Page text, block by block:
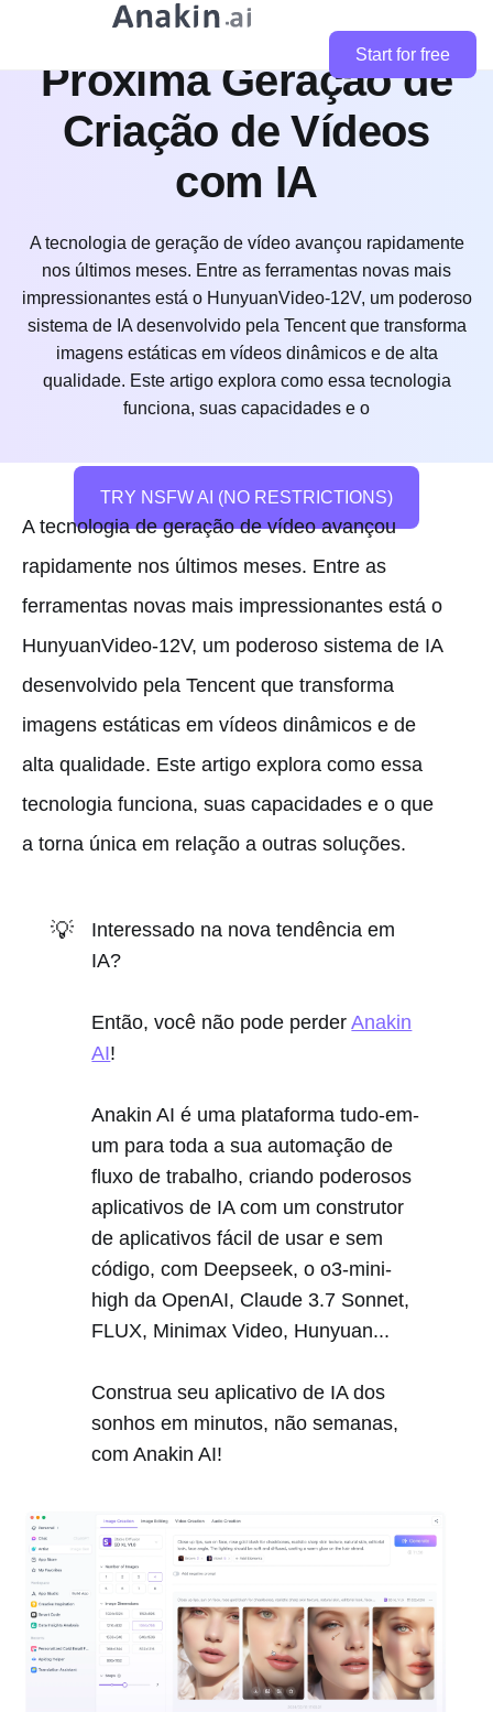
Start for free
HunyuanVideo-12V: A
Próxima Geração de
Criação de Vídeos
com IA
A tecnologia de geração de vídeo avançou rapidamente
nos últimos meses. Entre as ferramentas novas mais
impressionantes está o HunyuanVideo-12V, um poderoso
sistema de IA desenvolvido pela Tencent que transforma
imagens estáticas em vídeos dinâmicos e de alta
qualidade. Este artigo explora como essa tecnologia
funciona, suas capacidades e o
TRY NSFW AI (NO RESTRICTIONS)
A tecnologia de geração de vídeo avançou
rapidamente nos últimos meses. Entre as
ferramentas novas mais impressionantes está o
HunyuanVideo-12V, um poderoso sistema de IA
desenvolvido pela Tencent que transforma
imagens estáticas em vídeos dinâmicos e de
alta qualidade. Este artigo explora como essa
tecnologia funciona, suas capacidades e o que
a torna única em relação a outras soluções.
💡
Interessado na nova tendência em
IA?
Então, você não pode perderAnakin
AI!
Anakin AI é uma plataforma tudo-em-
um para toda a sua automação de
fluxo de trabalho, criando poderosos
aplicativos de IA com um construtor
de aplicativos fácil de usar e sem
código, com Deepseek, o o3-mini-
high da OpenAI, Claude 3.7 Sonnet,
FLUX, Minimax Video, Hunyuan...
Construa seu aplicativo de IA dos
sonhos em minutos, não semanas,
com Anakin AI!